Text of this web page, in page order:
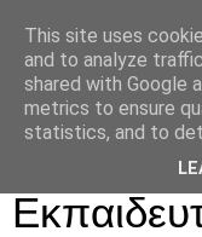
Δρ.
This site uses
and to analyze
shared with Google
metrics to ensure
statistics, and to